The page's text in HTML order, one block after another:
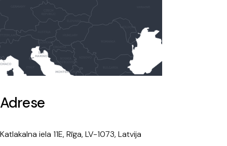
Adrese
Katlakalna iela 11E, Rīga, LV-1073, Latvija